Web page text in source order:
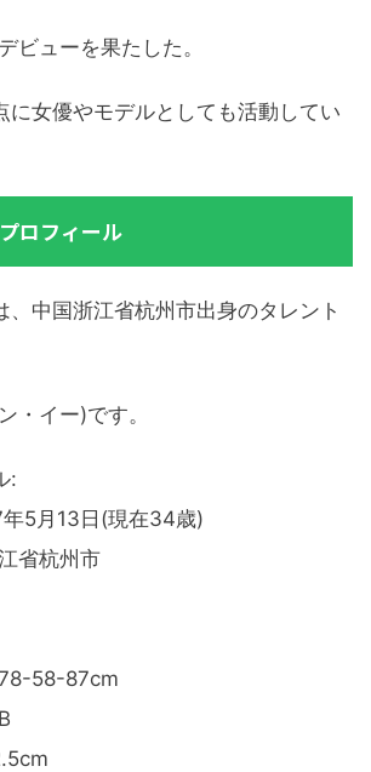
ビューを果たした。
に女優やモデルとしても活動してい
ロフィール
、中国浙江省杭州市出身のタレント
・イー)です。
:
5月13日(現在34歳)
省杭州市
58-87cm